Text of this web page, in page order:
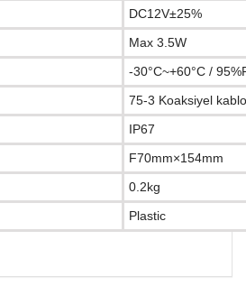
DC12V±25%
Max 3.5W
-30°C~+60°C /
75-3 Koaksiyel
IP67
F70mm×154mm
0.2kg
Plastic